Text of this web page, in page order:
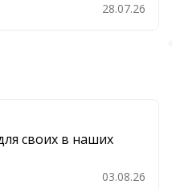
28.07.26
своих в наших
03.08.26